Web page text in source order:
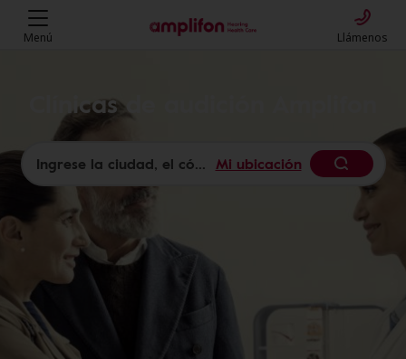
Menú Llámenos
Clínicas de audición Amplifon
Mi ubicación